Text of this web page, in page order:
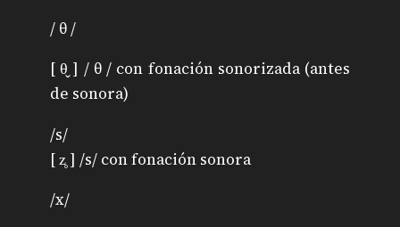
/ θ /
[ θ̬ ] / θ / con fonación sonorizada (antes
de sonora)
/s/
[ z̥ ] /s/ con fonación sonora
/x/